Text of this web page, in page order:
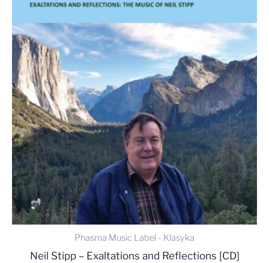
Phasma Music Label - Klasyka
Neil Stipp – Exaltations and Reflections [CD]